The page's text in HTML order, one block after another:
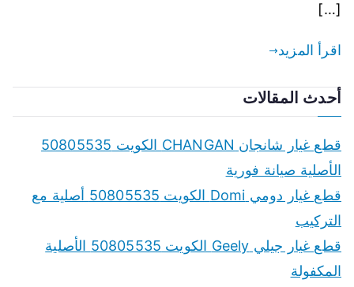
[…]
اقرأ المزيد
أحدث المقالات
قطع غيار شانجان CHANGAN الكويت 50805535
الأصلية صيانة فورية
قطع غيار دومي Domi الكويت 50805535 أصلية مع
التركيب
قطع غيار جيلي Geely الكويت 50805535 الأصلية
المكفولة